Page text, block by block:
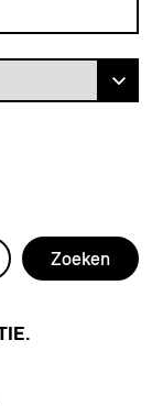
Zoeken